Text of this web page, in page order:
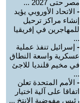
مصر حتى 2027 ...
- الاتحاد الأوروبي يؤيد
إنشاء مراكز ترحيل
للمهاجرين في إفريقيا
...
- إسرائيل تنفذ عملية
عسكرية واسعة النطاق
في مخيم قلنديا للاجئ
...
- الأمم المتحدة تعلن
اتفاقا على آلية اختيار
رئيس مفوضية الانتخ ...